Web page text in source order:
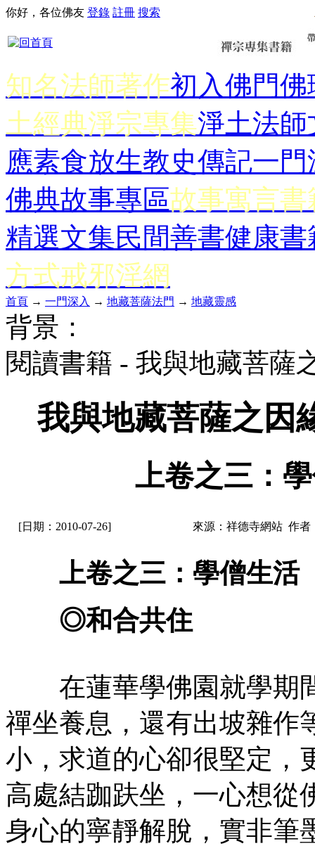
你好，各位佛友 登錄 註冊 搜索
知名法師著作初入佛門佛
土經典淨宗專集淨土法師
應素食放生教史傳記一門
佛典故事專區故事寓言書
精選文集民間善書健康書
方式戒邪淫網
首頁 → 一門深入 → 地藏菩薩法門 → 地藏靈感
背景：
閱讀書籍 - 我與地藏菩
我與地藏菩薩之
上卷之三：
[日期：2010-07-26] 來源：祥德寺網站 作者
上卷之三：學僧生活
◎和合共住
在蓮華學佛園就學期
禪坐養息，還有出坡雜作
小，求道的心卻很堅定，
高處結跏趺坐，一心想從
身心的寧靜解脫，實非筆